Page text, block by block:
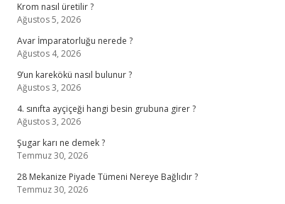
Krom nasıl üretilir ?
Ağustos 5, 2026
Avar İmparatorluğu nerede ?
Ağustos 4, 2026
9’un karekökü nasıl bulunur ?
Ağustos 3, 2026
4. sınıfta ayçiçeği hangi besin grubuna girer ?
Ağustos 3, 2026
Şugar karı ne demek ?
Temmuz 30, 2026
28 Mekanize Piyade Tümeni Nereye Bağlıdır ?
Temmuz 30, 2026